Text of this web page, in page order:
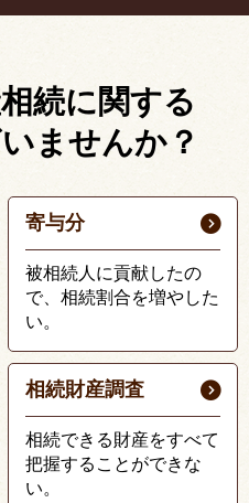
続に関する
ませんか？
寄与分
被相続人に貢献したの
で、相続割合を増やした
い。
相続財産調査
相続できる財産をすべて
把握することができな
い。